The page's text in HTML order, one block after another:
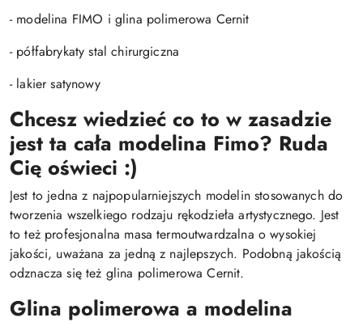
- modelina FIMO i glina polimerowa Cernit
- półfabrykaty stal chirurgiczna
- lakier satynowy
Chcesz wiedzieć co to w zasadzie
jest ta cała modelina Fimo? Ruda
Cię oświeci :)
Jest to jedna z najpopularniejszych modelin stosowanych do
tworzenia wszelkiego rodzaju rękodzieła artystycznego. Jest
to też profesjonalna masa termoutwardzalna o wysokiej
jakości, uważana za jedną z najlepszych. Podobną jakością
odznacza się też glina polimerowa Cernit.
Glina polimerowa a modelina